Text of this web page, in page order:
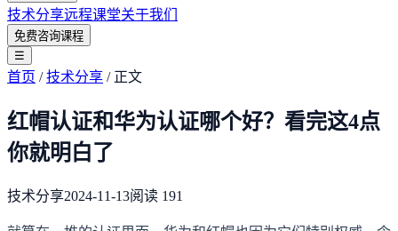
技术分享远程课堂关于我们
免费咨询课程
☰
首页 /技术分享 / 正文
红帽认证和华为认证哪个好？看完这4点
你就明白了
技术分享2024-11-13阅读 191